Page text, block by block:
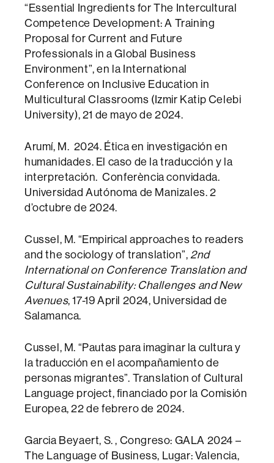
“Essential Ingredients for The Intercultural
Competence Development: A Training
Proposal for Current and Future
Professionals in a Global Business
Environment”, en la International
Conference on Inclusive Education in
Multicultural Classrooms (Izmir Katip Celebi
University), 21 de mayo de 2024.
Arumí, M. 2024. Ética en investigación en
humanidades. El caso de la traducción y la
interpretación. Conferència convidada.
Universidad Autónoma de Manizales. 2
d’octubre de 2024.
Cussel, M. “Empirical approaches to readers
and the sociology of translation”,2nd
International on Conference Translation and
Cultural Sustainability: Challenges and New
Avenues, 17-19 April 2024, Universidad de
Salamanca.
Cussel, M. “Pautas para imaginar la cultura y
la traducción en el acompañamiento de
personas migrantes”. Translation of Cultural
Language project, financiado por la Comisión
Europea, 22 de febrero de 2024.
Garcia Beyaert, S. , Congreso: GALA 2024 –
The Language of Business, Lugar: Valencia,